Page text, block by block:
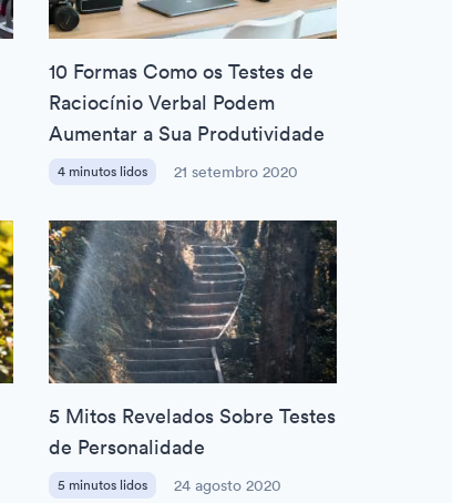
10 Formas Como os Testes de
Raciocínio Verbal Podem
Aumentar a Sua Produtividade
4 minutos lidos 21 setembro 2020
5 Mitos Revelados Sobre Testes
de Personalidade
5 minutos lidos 24 agosto 2020